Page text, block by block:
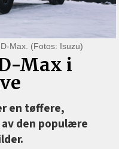
Max. (Fotos: Isuzu)
Max i
en tøffere,
den populære